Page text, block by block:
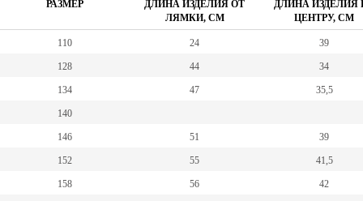
РАЗМЕР
ДЛИНА ИЗДЕЛИЯ ОТ
ЛЯМКИ, СМ
ДЛИНА ИЗДЕЛИЯ
ЦЕНТРУ, СМ
110 24 39
128 44 34
134 47 35,5
140
146 51 39
152 55 41,5
158 56 42